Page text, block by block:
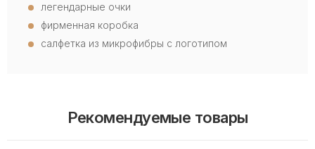
легендарные очки
фирменная коробка
салфетка из микрофибры с логотипом
Рекомендуемые товары